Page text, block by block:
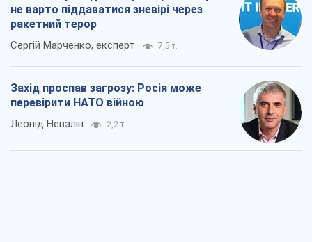
не варто піддаватися зневірі через
ракетний терор
Сергій Марченко, експерт 7,5 т.
Захід проспав загрозу: Росія може
перевірити НАТО війною
Леонід Невзлін 2,2 т.